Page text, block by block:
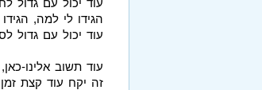
הגידו לי למה,
עוד יכול עם גדול
עוד תשוב אלינו-כאן,
זה יקח עוד קצת